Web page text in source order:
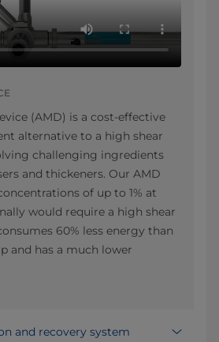
(AMD) is a cost-effective
alternative to a high shear
challenging ingredients
and thickeners. Our AMD
of up to 1% at
would require a high shear
60% less energy than
and has a much lower
and recovery system